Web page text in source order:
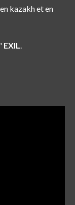
kazakh et en
EXIL.